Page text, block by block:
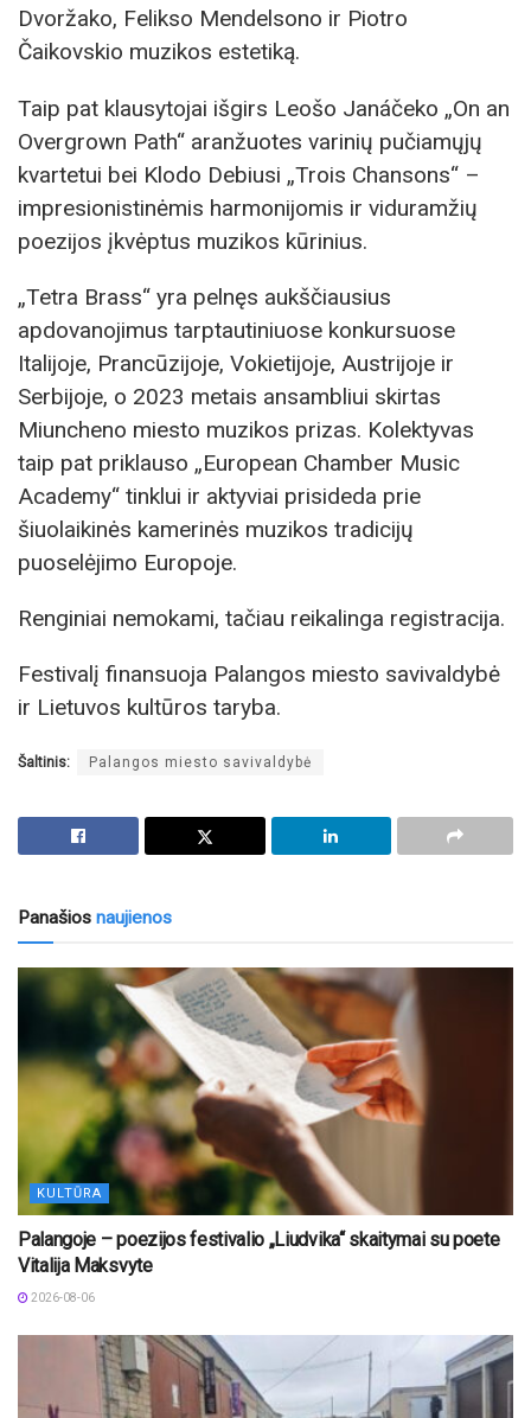
Dvoržako, Felikso Mendelsono ir Piotro
Čaikovskio muzikos estetiką.
Taip pat klausytojai išgirs Leošo Janáčeko „On an
Overgrown Path“ aranžuotes varinių pučiamųjų
kvartetui bei Klodo Debiusi „Trois Chansons“ –
impresionistinėmis harmonijomis ir viduramžių
poezijos įkvėptus muzikos kūrinius.
„Tetra Brass“ yra pelnęs aukščiausius
apdovanojimus tarptautiniuose konkursuose
Italijoje, Prancūzijoje, Vokietijoje, Austrijoje ir
Serbijoje, o 2023 metais ansambliui skirtas
Miuncheno miesto muzikos prizas. Kolektyvas
taip pat priklauso „European Chamber Music
Academy“ tinklui ir aktyviai prisideda prie
šiuolaikinės kamerinės muzikos tradicijų
puoselėjimo Europoje.
Renginiai nemokami, tačiau reikalinga registracija.
Festivalį finansuoja Palangos miesto savivaldybė
ir Lietuvos kultūros taryba.
Šaltinis: Palangos miesto savivaldybė
Panašios naujienos
KULTŪRA
Palangoje – poezijos festivalio „Liudvika“ skaitymai su poete
Vitalija Maksvyte
2026-08-06